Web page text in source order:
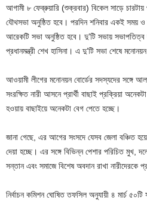
আগামী ৮ ফেব্রুয়ারি (শুক্রবার) বিকেল সাড়ে চারটায়
যৌথসভা অনুষ্ঠিত হবে। পরদিন শনিবার একই সময় ও
আরেকটি সভা অনুষ্ঠিত হবে। দু’টি সভায়
প্রধানমন্ত্রী শেখ হাসিনা। এ দু’টি সভা শেষে
আওয়ামী লীগের মনোনয়ন বোর্ডের সদস্যদের সঙ্গে
সংরক্ষিত নারী আসনে প্রার্থী বাছাই প্রক্রিয়া
হওয়ায় বাছাইয়ে অনেকটা বেগ পেতে হচ্ছে।
জানা গেছে, এর আগের সংসদে যেসব জেলা বঞ্চিত
দেয়া হচ্ছে। এর সঙ্গে বিভিন্ন পেশার পরিচিত মুখ,
সন্তান এবং সমাজে বিশেষ অবদান রাখা নারীদেরকে
নির্বাচন কমিশন ঘোষিত তফসিল অনুযায়ী ৪ মার্চ ৫০টি